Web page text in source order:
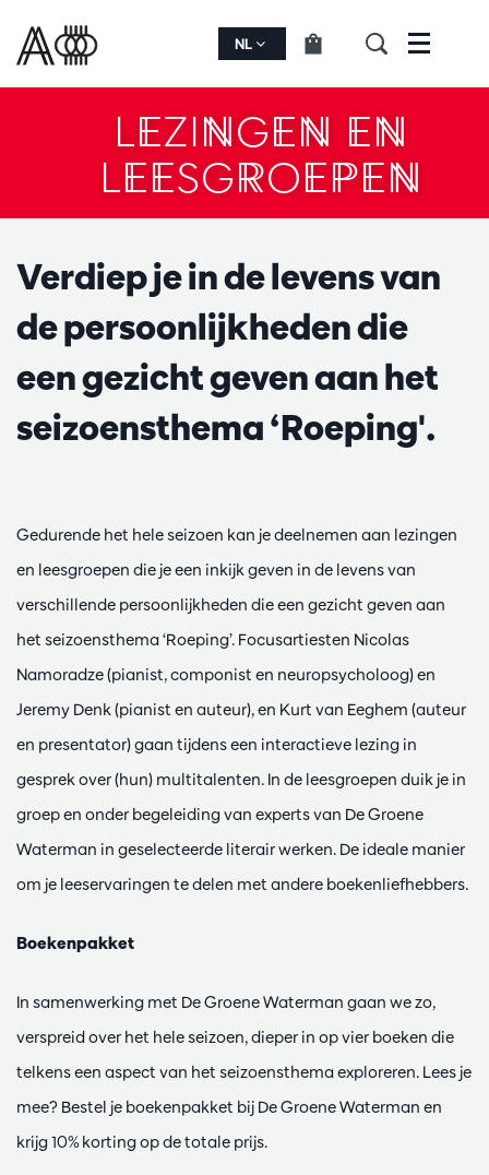
NL Menu
LEZINGEN EN
LEESGROEPEN
Verdiep je in de levens van
de persoonlijkheden die
een gezicht geven aan het
seizoensthema ‘Roeping'.
Gedurende het hele seizoen kan je deelnemen aan lezingen
en leesgroepen die je een inkijk geven in de levens van
verschillende persoonlijkheden die een gezicht geven aan
het seizoensthema ‘Roeping’. Focusartiesten Nicolas
Namoradze (pianist, componist en neuropsycholoog) en
Jeremy Denk (pianist en auteur), en Kurt van Eeghem (auteur
en presentator) gaan tijdens een interactieve lezing in
gesprek over (hun) multitalenten. In de leesgroepen duik je in
groep en onder begeleiding van experts van De Groene
Waterman in geselecteerde literair werken. De ideale manier
om je leeservaringen te delen met andere boekenliefhebbers.
Boekenpakket
In samenwerking met De Groene Waterman gaan we zo,
verspreid over het hele seizoen, dieper in op vier boeken die
telkens een aspect van het seizoensthema exploreren. Lees je
mee? Bestel je boekenpakket bij De Groene Waterman en
krijg 10% korting op de totale prijs.